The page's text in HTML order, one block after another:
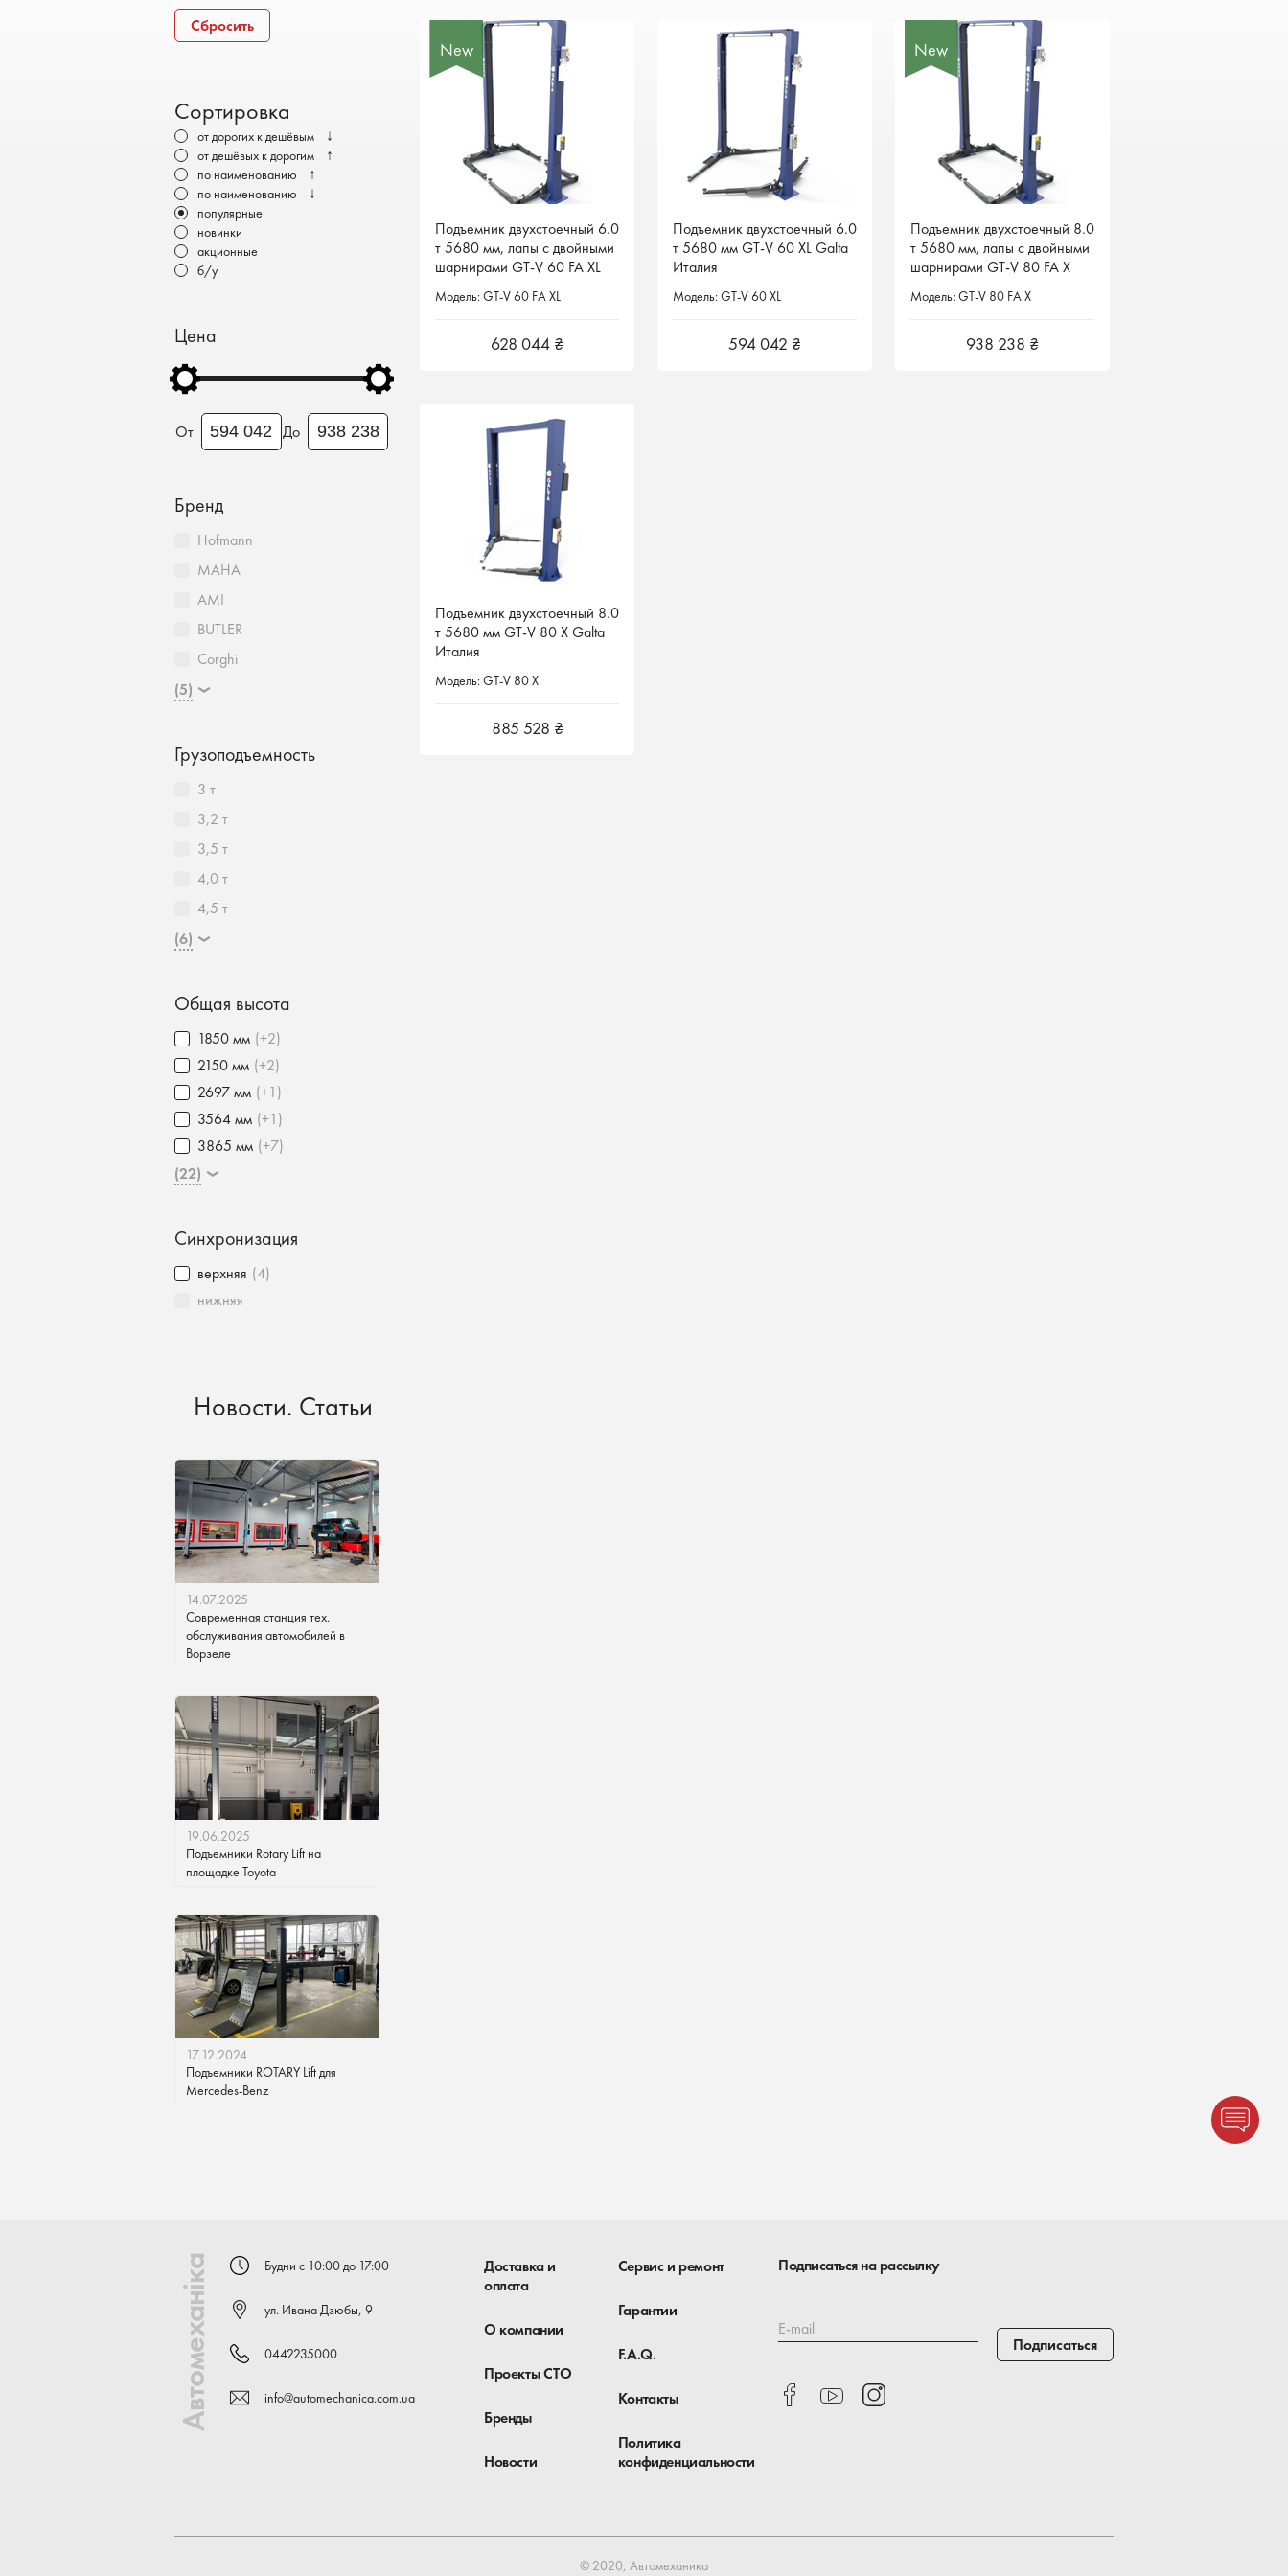
Электромобили
Сбросить
Сортировка
от дорогих к дешёвым ↓
от дешёвых к дорогим ↑
по наименованию ↑
по наименованию ↓
популярные
новинки
акционные
б/у
Цена
От До
Бренд
Hofmann
MAHA
AMI
BUTLER
Corghi
(5)
Грузоподъемность
3 т
3,2 т
3,5 т
4,0 т
4,5 т
(6)
Общая высота
1850 мм (+2)
2150 мм (+2)
2697 мм (+1)
3564 мм (+1)
3865 мм (+7)
(22)
Синхронизация
верхняя (4)
нижняя
Новости. Статьи
14.07.2025
Современная станция тех.
обслуживания автомобилей в
Ворзеле
19.06.2025
Подъемники Rotary Lift на
площадке Toyota
17.12.2024
Подъемники ROTARY Lift для
Mercedes-Benz
New
Подъемник двухстоечный 6.0
т 5680 мм, лапы с двойными
шарнирами GT-V 60 FA XL
Модель: GT-V 60 FA XL
628 044 ₴
New
Подъемник двухстоечный 6.0
т 5680 мм, лапы с двойными
шарнирами GT-V 60 FA XL
Модель: GT-V 60 FA XL
628 044 ₴
Подъемник двухстоечный 6.0
т 5680 мм GT-V 60 XL Galta
Италия
Модель: GT-V 60 XL
594 042 ₴
Подъемник двухстоечный 6.0
т 5680 мм GT-V 60 XL Galta
Италия
Модель: GT-V 60 XL
594 042 ₴
New
Подъемник двухстоечный 8.0
т 5680 мм, лапы с двойными
шарнирами GT-V 80 FA X
Модель: GT-V 80 FA X
938 238 ₴
New
Подъемник двухстоечный 8.0
т 5680 мм, лапы с двойными
шарнирами GT-V 80 FA X
Модель: GT-V 80 FA X
938 238 ₴
Подъемник двухстоечный 8.0
т 5680 мм GT-V 80 X Galta
Италия
Модель: GT-V 80 X
885 528 ₴
Подъемник двухстоечный 8.0
т 5680 мм GT-V 80 X Galta
Италия
Модель: GT-V 80 X
885 528 ₴
Автомеханіка Будни с 10:00 до 17:00
ул. Ивана Дзюбы, 9
0442235000
info@automechanica.com.ua
Доставка и
оплата
О компании
Проекты СТО
Бренды
Новости
Сервис и ремонт
Гарантии
F.A.Q.
Контакты
Политика
конфиденциальности
Подписаться на рассылку
E-mail
Подписаться
© 2020, Автомеханика